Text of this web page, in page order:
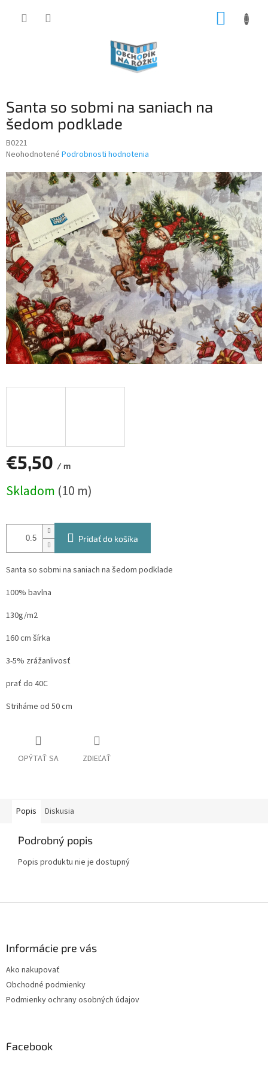
Santa so sobmi na saniach na
šedom podklade
B0221
Priemerné
produktu
0,0
z
5
hviezdičiek.
Neohodnotené Podrobnosti hodnotenia
€5,50 / m
cena:
Skladom (10 m)
Pridať do košíka
Santa so sobmi na saniach na šedom podklade
100% bavlna
130g/m2
160 cm šírka
3-5% zrážanlivosť
prať do 40C
Striháme od 50 cm
OPÝTAŤ SA ZDIEĽAŤ
Popis Diskusia
Podrobný popis
Popis produktu nie je dostupný
Informácie pre vás
Ako nakupovať
Obchodné podmienky
Podmienky ochrany osobných údajov
Facebook